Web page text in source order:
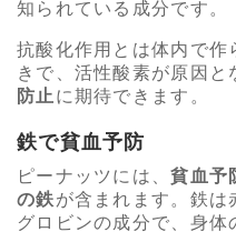
知られている成分です。
抗酸化作用とは体内で作
きで、活性酸素が原因と
防止 に期待できます。
鉄で貧血予防
ピーナッツには、貧血予
の鉄が含まれます。鉄は
グロビンの成分で、身体